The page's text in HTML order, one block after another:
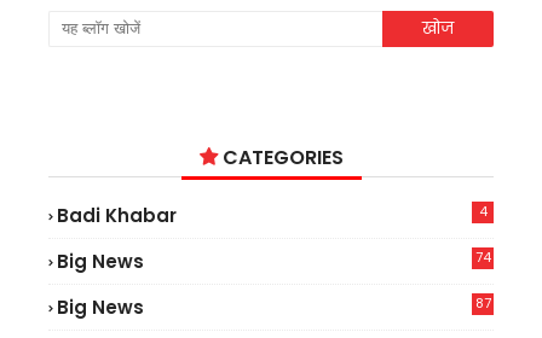
CATEGORIES
Badi Khabar 4
Big News
74
Big News
87